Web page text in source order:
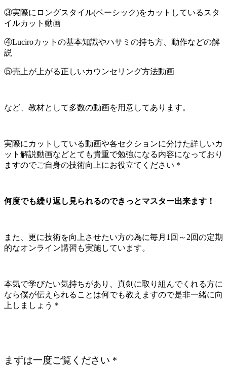
③実際にロングスタイル(ベーシック)をカットしているスタ
イルカット動画
④Luciroカットの基本知識やハサミの持ち方、動作などの解
説
⑤売上が上がる正しいカウンセリング方法動画
など、教材として多数の動画を用意してあります。
実際にカットしている動画や各セクションに分けた詳しいカ
ット解説動画などとても貴重で勉強になる内容になっており
ますのでご自身の技術向上にお役立てください＊
何度でも繰り返し見られるのできっとマスター出来ます！
また、更に技術を向上させたい方の為に毎月1回～2回の定期
的なオンライン講習も実施しています。
本気で学びたい気持ちがあり、真剣に取り組んでくれる方に
なら僕が伝えられることは何でも教えますので是非一緒に向
上しましょう＊
まずは一度ご覧ください＊